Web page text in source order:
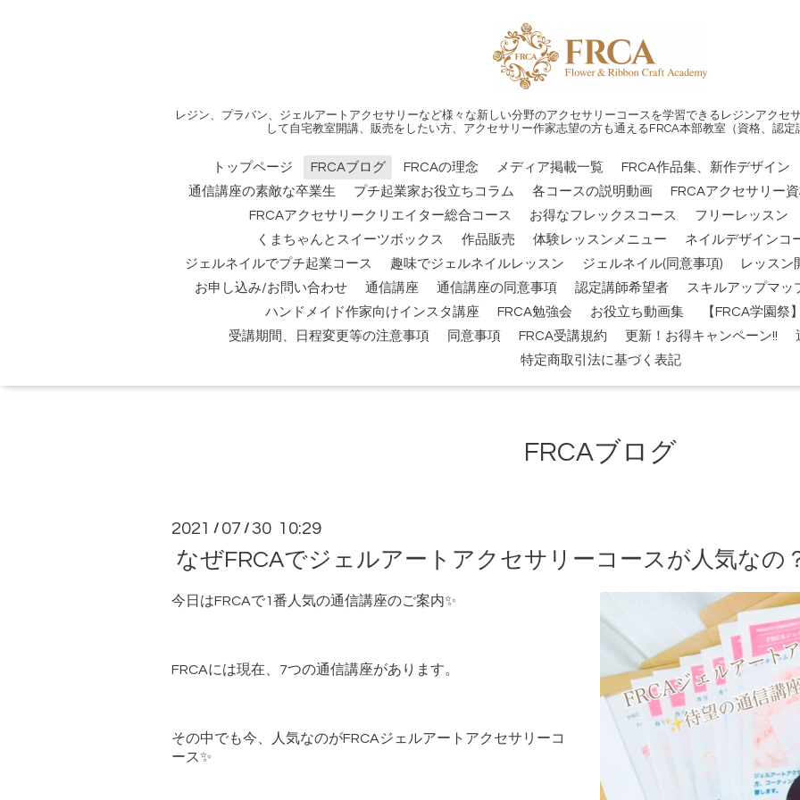
レジン、プラバン、ジェルアートアクセサリーなど様々な新しい分野のアクセサリーコースを学習できるレジンアクセ
して自宅教室開講、販売をしたい方、アクセサリー作家志望の方も通えるFRCA本部教室（資格、認
トップページ FRCAブログ FRCAの理念 メディア掲載一覧
FRCA作品集、新作デザイン
通信講座の素敵な卒業生
プチ起業家お役立ちコラム 各コースの説明動画
FRCAアクセサリー
FRCAアクセサリークリエイター総合コース
お得なフレックスコース
フリーレッスン
くまちゃんとスイーツボックス
作品販売 体験レッスンメニュー
ネイルデザインコ
ジェルネイルでプチ起業コース
趣味でジェルネイルレッスン ジェルネイル(同意事項)
レッスン
お申し込み/お問い合わせ
通信講座 通信講座の同意事項 認定講師希望者
スキルアップマッ
ハンドメイド作家向けインスタ講座
FRCA勉強会 お役立ち動画集
【FRCA学園祭
受講期間、日程変更等の注意事項
同意事項 FRCA受講規約 更新！お得キャンペーン!!
特定商取引法に基づく表記
FRCAブログ
2021 / 07 /30 10:29
なぜFRCAでジェルアートアクセサリーコースが人気なの
今日はFRCAで1番人気の通信講座のご案内✨
FRCAには現在、7つの通信講座があります。
その中でも今、人気なのがFRCAジェルアートアクセサリーコ
ース✨